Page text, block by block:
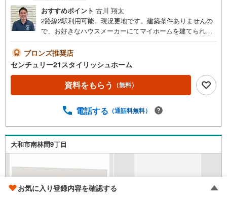
おすすめポイント 古川 翔太
2路線2駅利用可能。現況更地です。建築条件ありませんの
で、お好きなハウスメーカーにてマイホームを建てられま
ご見学可能です。ご自宅までの送迎等、お気軽にご相談く
ださい。車内チャイルドシートもございます！お客様のご
都合に合わせたご提案をさせて頂きます。◆店舗について
◆・店舗前お客様専用駐車場10台完備・個室3部屋、キッズ
スペース、ベビーベッド、その他アメニティ完備・20種類
ップコーンの配布など、定期的にイベント開催！◆アフタ
イナンシャルプランナー・行政書士相談 など無料の住宅
ローン事前審査がオススメです！審査は簡単！回答は最短1
ブロンズ推奨店
センチュリー21スタイリッシュホーム
資料をもらう （無料）
電話する （通話料無料）
大和市南林間9丁目
お気に入り登録内容を確認する